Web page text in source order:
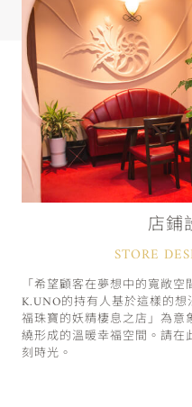
店鋪
STORE
「希望顧客在夢想中的寬敞
K.UNO的持有人基於這樣的
福珠寶的妖精棲息之店」為
繞形成的溫暖幸福空間。請在
刻時光。